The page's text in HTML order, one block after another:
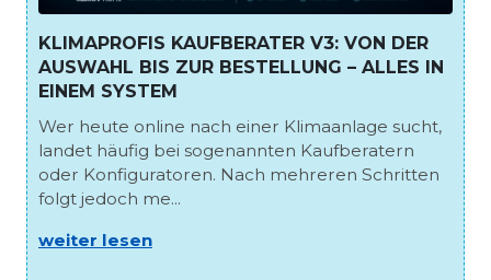
KLIMAPROFIS KAUFBERATER V3: VON DER
AUSWAHL BIS ZUR BESTELLUNG – ALLES IN
EINEM SYSTEM
Wer heute online nach einer Klimaanlage sucht,
landet häufig bei sogenannten Kaufberatern
oder Konfiguratoren. Nach mehreren Schritten
folgt jedoch me...
weiter lesen